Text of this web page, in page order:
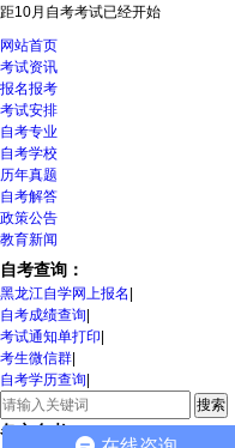
距10月自考考试已经开始
网站首页
考试资讯
报名报考
考试安排
自考专业
自考学校
历年真题
自考解答
政策公告
教育新闻
自考查询：
黑龙江自学网上报名
自考成绩查询
考试通知单打印
考生微信群
自考学历查询
各市自考：